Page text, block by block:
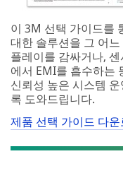
이 3M 선택 가이드를
대한 솔루션을 그 어
플레이를 감싸거나,
에서 EMI를 흡수하는
신뢰성 높은 시스템
록 도와드립니다.
제품 선택 가이드 다